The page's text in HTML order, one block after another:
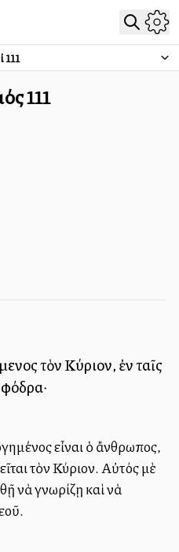
111
111
τὸν Κύριον, ἐν ταῖς
εἶναι ὁ ἄνθρωπος,
τὸν Κύριον. Αὐτός μὲ
νὰ γνωρίζῃ καὶ νὰ